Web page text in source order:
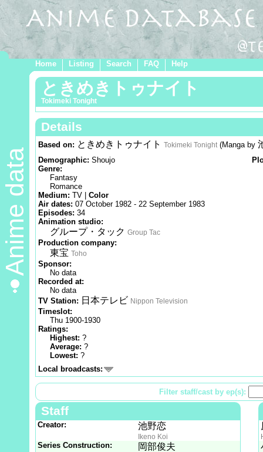
Home Listing Search FAQ Help
Anime data
ときめきトゥナイト
Tokimeki Tonight
Details
Based on: ときめきトゥナイト Tokimeki Tonight(Manga by
Demographic: Shoujo
Genre:
Fantasy
Romance
Medium: TV | Color
Air dates: 07 October 1982 - 22 September 1983
Episodes: 34
Animation studio:
グループ・タック Group Tac
Production company:
東宝 Toho
Sponsor:
No data
Recorded at:
No data
TV Station: 日本テレビ Nippon Television
Timeslot:
Thu 1900-1930
Ratings:
Highest: ?
Average: ?
Lowest: ?
Local broadcasts:
Filter staff/cast by ep(s):
Staff
Creator: 池野恋
Ikeno Koi
Series Construction: 岡部俊夫